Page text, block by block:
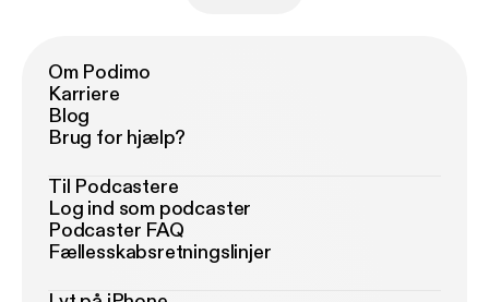
Om Podimo
Karriere
Blog
Brug for hjælp?
Til Podcastere
Log ind som podcaster
Podcaster FAQ
Fællesskabsretningslinjer